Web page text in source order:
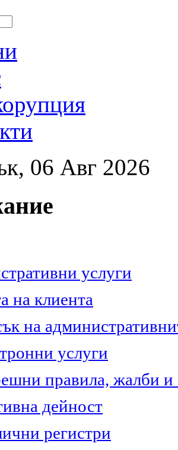
06 Авг 2026
услуги
на клиента
на
услуги
правила, жалби и
дейност
регистри